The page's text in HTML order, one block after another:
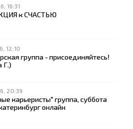
16:31
к СЧАСТЬЮ
12:10
группа - присоединяйтесь!
Г.)
20:39
карьеристы" группа, суббота
онлайн